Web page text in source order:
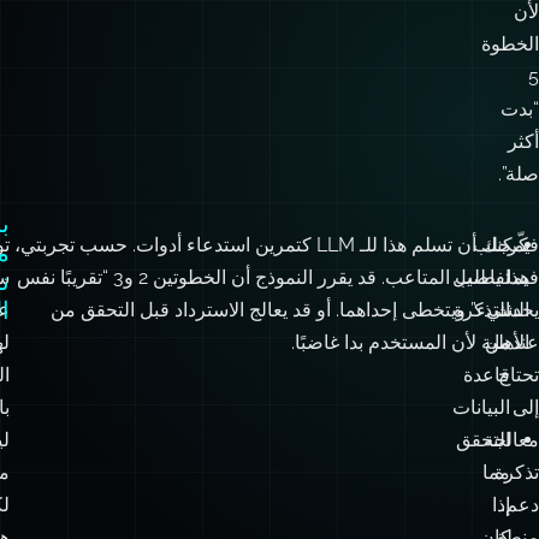
يتخطى
3
لأن
الخطوة
“بدت
أكثر
صلة”.
فكّر
فيما
يحدث
عندما
تحتاج
جلب
تفاصيل
التذكرة
من
قاعدة
البيانات
الشيء” ويتخطى إحداهما. أو قد يعالج الاسترداد قبل التحقق من
الأهلية لأن المستخدم بدا غاضبًا.